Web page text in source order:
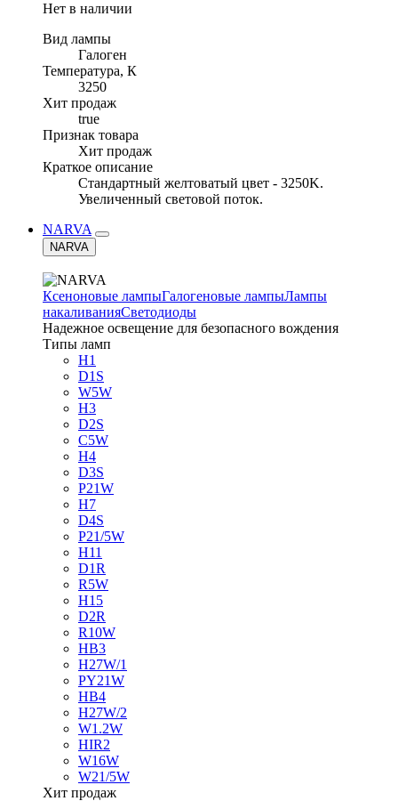
Нет в наличии
Вид лампы
Галоген
Температура, К
3250
Хит продаж
true
Признак товара
Хит продаж
Краткое описание
Стандартный желтоватый цвет - 3250K.
Увеличенный световой поток.
NARVA
NARVA
Ксеноновые лампыГалогеновые лампыЛампы
накаливанияСветодиоды
Надежное освещение для безопасного вождения
Типы ламп
H1
D1S
W5W
H3
D2S
C5W
H4
D3S
P21W
H7
D4S
P21/5W
H11
D1R
R5W
H15
D2R
R10W
HB3
H27W/1
PY21W
HB4
H27W/2
W1.2W
HIR2
W16W
W21/5W
Хит продаж